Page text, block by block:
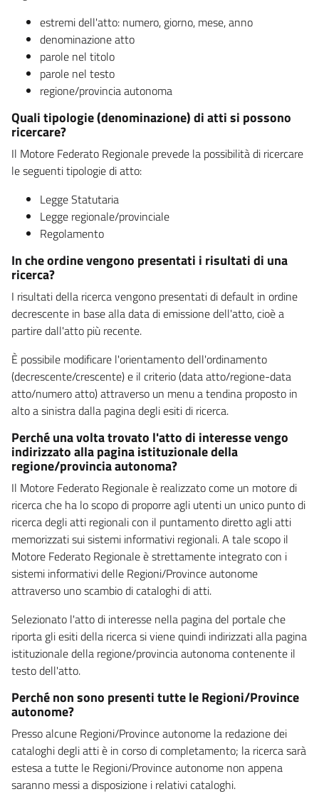
estremi dell'atto: numero, giorno, mese, anno
denominazione atto
parole nel titolo
parole nel testo
regione/provincia autonoma
Quali tipologie (denominazione) di atti si possono
ricercare?
Il Motore Federato Regionale prevede la possibilità di ricercare
le seguenti tipologie di atto:
Legge Statutaria
Legge regionale/provinciale
Regolamento
In che ordine vengono presentati i risultati di una
ricerca?
I risultati della ricerca vengono presentati di default in ordine
decrescente in base alla data di emissione dell'atto, cioè a
partire dall'atto più recente.
È possibile modificare l'orientamento dell'ordinamento
(decrescente/crescente) e il criterio (data atto/regione-data
atto/numero atto) attraverso un menu a tendina proposto in
alto a sinistra dalla pagina degli esiti di ricerca.
Perché una volta trovato l'atto di interesse vengo
indirizzato alla pagina istituzionale della
regione/provincia autonoma?
Il Motore Federato Regionale è realizzato come un motore di
ricerca che ha lo scopo di proporre agli utenti un unico punto di
ricerca degli atti regionali con il puntamento diretto agli atti
memorizzati sui sistemi informativi regionali. A tale scopo il
Motore Federato Regionale è strettamente integrato con i
sistemi informativi delle Regioni/Province autonome
attraverso uno scambio di cataloghi di atti.
Selezionato l'atto di interesse nella pagina del portale che
riporta gli esiti della ricerca si viene quindi indirizzati alla pagina
istituzionale della regione/provincia autonoma contenente il
testo dell'atto.
Perché non sono presenti tutte le Regioni/Province
autonome?
Presso alcune Regioni/Province autonome la redazione dei
cataloghi degli atti è in corso di completamento; la ricerca sarà
estesa a tutte le Regioni/Province autonome non appena
saranno messi a disposizione i relativi cataloghi.